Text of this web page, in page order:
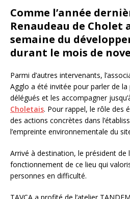
Comme l’année
Renaudeau de Cholet
semaine du
durant le mois de
Parmi d’autres intervenants,
Agglo a été invitée pour parler de
délégués et les accompagner
Choletais. Pour rappel, le rôle des
des actions concrètes dans
l’empreinte environnementale du
Arrivé à destination, le président de
fonctionnement de ce lieu qui
personnes en difficulté.